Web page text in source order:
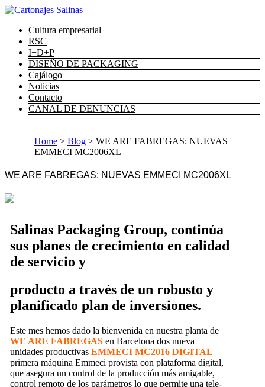
Cultura empresarial
RSC
I+D+P
DISEÑO DE PACKAGING
Cajálogo
Noticias
Contacto
CANAL DE DENUNCIAS
Home > Blog > WE ARE FABREGAS: NUEVAS
EMMECI MC2006XL
WE ARE FABREGAS: NUEVAS EMMECI MC2006XL
Salinas Packaging Group, continúa
sus planes de crecimiento en calidad
de servicio y
producto a través de un robusto y
planificado plan de inversiones.
Este mes hemos dado la bienvenida en nuestra planta de
WE ARE FABREGASen Barcelona dos nueva
unidades productivas EMMECI MC2016 DIGITAL
primera máquina Emmeci provista con plataforma digital,
que asegura un control de la producción más amigable,
control remoto de los parámetros lo que permite una tele-